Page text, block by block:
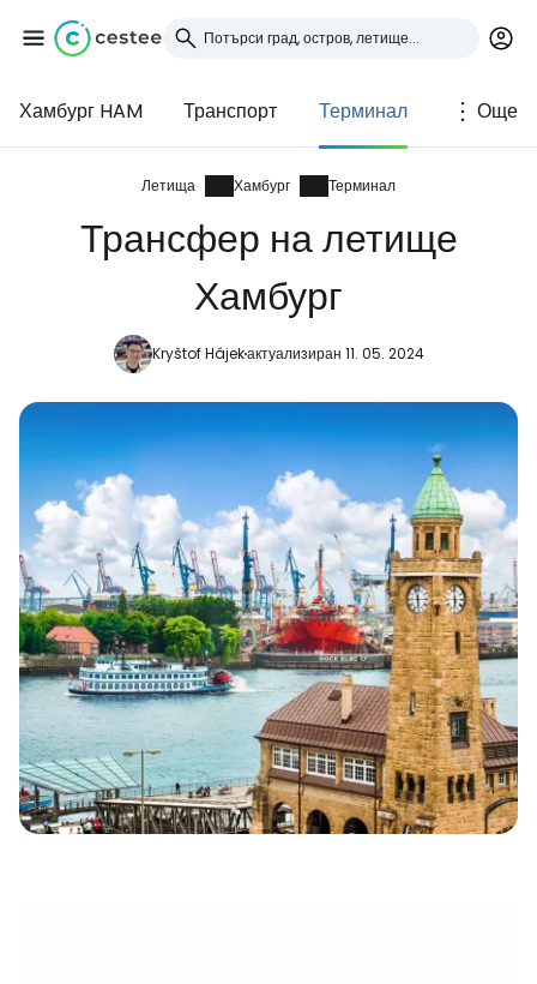
Хамбург HAM Транспорт Терминал Още
Летища Хамбург Терминал
Трансфер на летище
Хамбург
Kryštof Hájekактуализиран 11. 05. 2024
Влезте в Cestee
... световната общност на туристите
Продължете с Google
Продължете с Facebook
Продължете с имейл